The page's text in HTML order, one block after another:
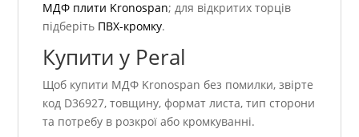
МДФ плити Kronospan; для відкритих торців
підберіть ПВХ-кромку.
Купити у Peral
Щоб купити МДФ Kronospan без помилки, звірте
код D36927, товщину, формат листа, тип сторони
та потребу в розкрої або кромкуванні.